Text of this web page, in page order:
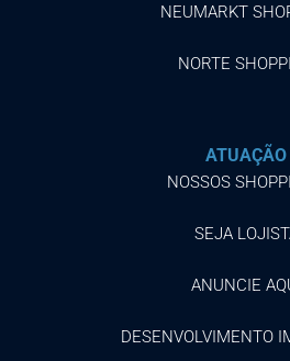
NEUMARKT
NORTE
ATUAÇÃO
NOSSOS
SEJA
ANUNCIE
DESENVOLVIMENTO